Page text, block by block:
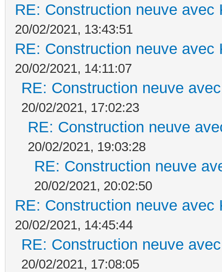
RE: Construction neuve avec
20/02/2021, 13:43:51
RE: Construction neuve avec
20/02/2021, 14:11:07
RE: Construction neuve
20/02/2021, 17:02:23
RE: Construction neuve
20/02/2021, 19:03:28
RE: Construction neuve
20/02/2021, 20:02:50
RE: Construction neuve avec
20/02/2021, 14:45:44
RE: Construction neuve
20/02/2021, 17:08:05